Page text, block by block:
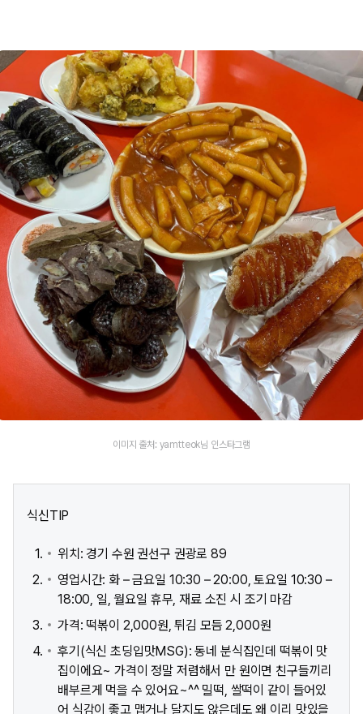
이미지 출처: yamtteok님 인스타그램
식신TIP
위치: 경기 수원 권선구 권광로 89
영업시간: 화 – 금요일 10:30 – 20:00, 토요일 10:30 –
18:00, 일, 월요일 휴무, 재료 소진 시 조기 마감
가격: 떡볶이 2,000원, 튀김 모듬 2,000원
후기(식신 초딩입맛MSG): 동네 분식집인데 떡볶이 맛
집이에요~ 가격이 정말 저렴해서 만 원이면 친구들끼리
배부르게 먹을 수 있어요~^^ 밀떡, 쌀떡이 같이 들어있
어 식감이 좋고 맵거나 달지도 않은데도 왜 이리 맛있을